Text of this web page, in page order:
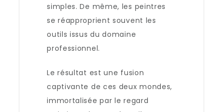
simples. De même, les peintres
se réapproprient souvent les
outils issus du domaine
professionnel.
Le résultat est une fusion
captivante de ces deux mondes,
immortalisée par le regard